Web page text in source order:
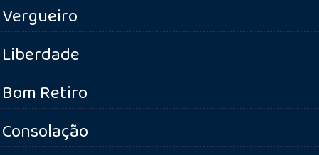
Vergueiro
Liberdade
Bom Retiro
Consolação